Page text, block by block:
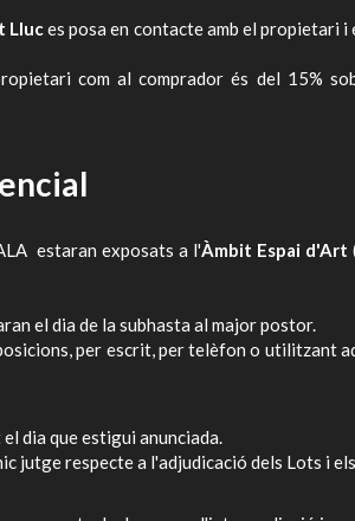
Lluces posa en contacte amb el propietari
com al comprador és del 15%
estaran exposats a l'Àmbit Espai d'Art
el dia de la subhasta al major postor.
per escrit, per telèfon o utilitzant
dia que estigui anunciada.
jutge respecte a l'adjudicació dels Lots i